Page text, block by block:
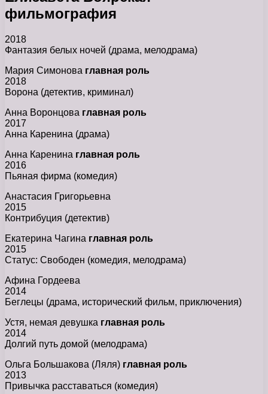
фильмография
2018
Фантазия белых ночей (драма, мелодрама)
Мария Симонова главная роль
2018
Ворона (детектив, криминал)
Анна Воронцова главная роль
2017
Анна Каренина (драма)
Анна Каренина главная роль
2016
Пьяная фирма (комедия)
Анастасия Григорьевна
2015
Контрибуция (детектив)
Екатерина Чагина главная роль
2015
Статус: Свободен (комедия, мелодрама)
Афина Гордеева
2014
Беглецы (драма, исторический фильм, приключения)
Устя, немая девушка главная роль
2014
Долгий путь домой (мелодрама)
Ольга Большакова (Ляля) главная роль
2013
Привычка расставаться (комедия)